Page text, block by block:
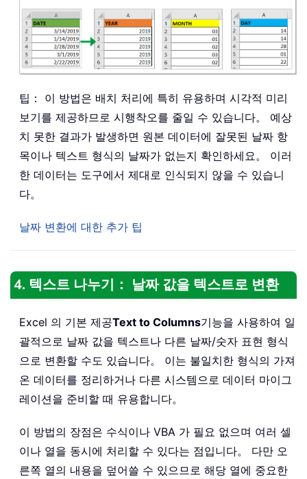
팁： 이 방법은 배치 처리에 특히 유용하며 시각적 미리
보기를 제공하므로 시행착오를 줄일 수 있습니다。 예상
치 못한 결과가 발생하면 원본 데이터에 잘못된 날짜 항
목이나 텍스트 형식의 날짜가 없는지 확인하세요。 이러
한 데이터는 도구에서 제대로 인식되지 않을 수 있습니
다。
날짜 변환에 대한 추가 팁
4. 텍스트 나누기： 날짜 값을 텍스트로 변환
Excel 의 기본 제공Text to Columns기능을 사용하여 일
괄적으로 날짜 값을 텍스트나 다른 날짜/숫자 표현 형식
으로 변환할 수도 있습니다。 이는 불일치한 형식의 가져
온 데이터를 정리하거나 다른 시스템으로 데이터 마이그
레이션을 준비할 때 유용합니다。
이 방법의 장점은 수식이나 VBA 가 필요 없으며 여러 셀
이나 열을 동시에 처리할 수 있다는 점입니다。 다만 오
른쪽 열의 내용을 덮어쓸 수 있으므로 해당 열에 중요한